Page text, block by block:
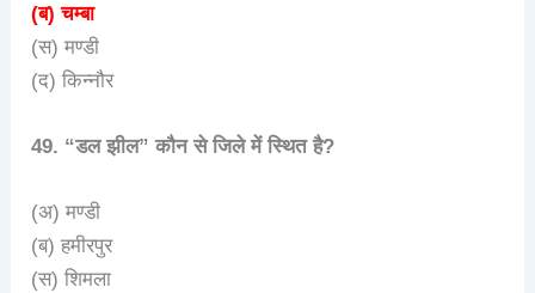
(ब) चम्बा
(स) मण्डी
(द) किन्नौर
49. “डल झील” कौन से जिले में स्थित है?
(अ) मण्डी
(ब) हमीरपुर
(स) शिमला